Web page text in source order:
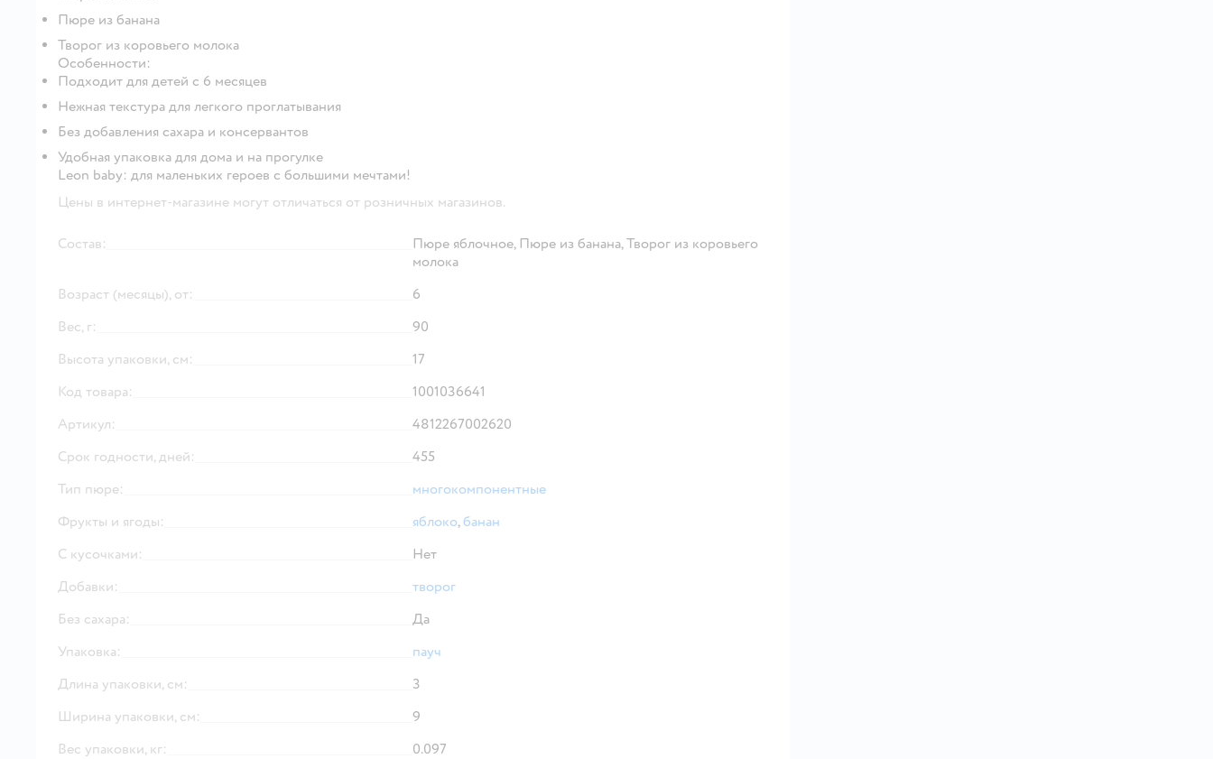
Пюре из банана
Творог из коровьего молока
Особенности:
Подходит для детей с 6 месяцев
Нежная текстура для легкого проглатывания
Без добавления сахара и консервантов
Удобная упаковка для дома и на прогулке
Leon baby: для маленьких героев с большими мечтами!
Цены в интернет-магазине могут отличаться от розничных магазинов.
Состав:
Пюре яблочное, Пюре из банана, Творог из коровьего
молока
Возраст (месяцы), от:
6
Вес, г:
90
Высота упаковки, см:
17
Код товара:
1001036641
Артикул:
4812267002620
Срок годности, дней:
455
Тип пюре:
многокомпонентные
Фрукты и ягоды:
яблоко,банан
С кусочками:
Нет
Добавки:
творог
Без сахара:
Да
Упаковка:
пауч
Длина упаковки, см:
3
Ширина упаковки, см:
9
Вес упаковки, кг:
0.097